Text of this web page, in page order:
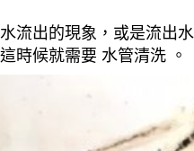
流出的現象，或是流
時候就需要 水管清洗 。